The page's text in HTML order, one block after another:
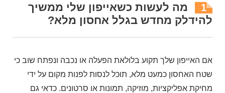
1
מה לעשות כשאייפון שלי ממשיך
להידלק מחדש בגלל אחסון מלא?
אם האייפון שלך תקוע בלולאת הפעלה או נכבה ונפתח שוב כי
שטח האחסון כמעט מלא, תוכל לנסות לפנות מקום על ידי
מחיקת אפליקציות, מוזיקה, תמונות או סרטונים. כדאי גם